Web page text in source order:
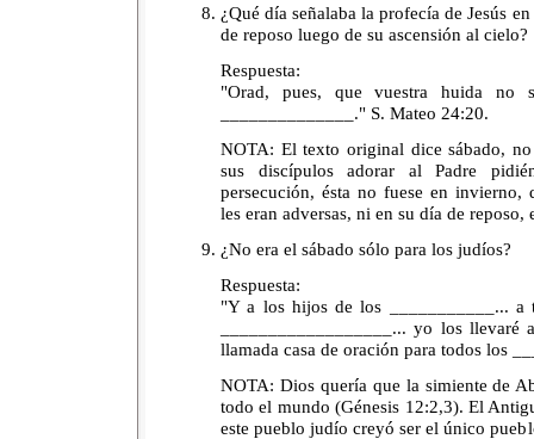
¿Qué día señalaba la profecía de Jesús
de reposo luego de su ascensión al cielo?
Respuesta:
"Orad, pues, que vuestra huida
______________." S. Mateo 24:20.
NOTA: El texto original dice sábado,
sus discípulos adorar al Padre
persecución, ésta no fuese en invierno,
les eran adversas, ni en su día de reposo,
¿No era el sábado sólo para los judíos?
Respuesta:
"Y a los hijos de los ___________... a
__________________... yo los
llamada casa de oración para todos los
NOTA: Dios quería que la simiente de
todo el mundo (Génesis 12:2,3). El
este pueblo judío creyó ser el único